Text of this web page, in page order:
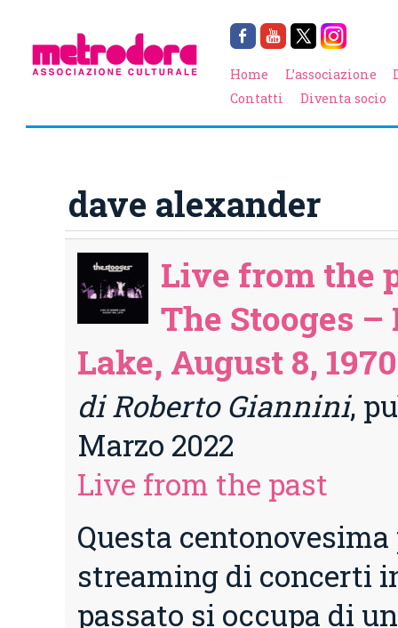
Home L’associazione
Contatti
Diventa socio
dave alexander
Live from the
The Stooges –
Lake, August 8, 1970
di Roberto Giannini,
Marzo 2022
Live from the past
Questa
streaming di concerti
passato si occupa di